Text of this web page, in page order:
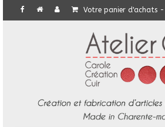
Votre panier d'achats -